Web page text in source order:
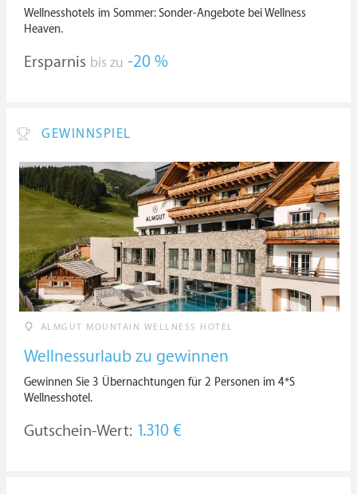
Wellnesshotels im Sommer: Sonder-Angebote bei Wellness
Heaven.
Ersparnis bis zu -20 %
GEWINNSPIEL
ALMGUT MOUNTAIN WELLNESS HOTEL
Wellnessurlaub zu gewinnen
Gewinnen Sie 3 Übernachtungen für 2 Personen im 4*S
Wellnesshotel.
Gutschein-Wert: 1.310 €